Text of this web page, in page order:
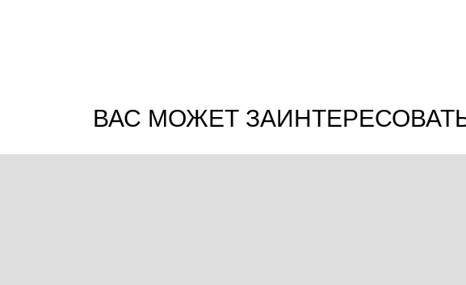
ВАС МОЖЕТ